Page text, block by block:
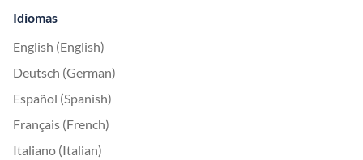
Idiomas
English (English)
Deutsch (German)
Español (Spanish)
Français (French)
Italiano (Italian)